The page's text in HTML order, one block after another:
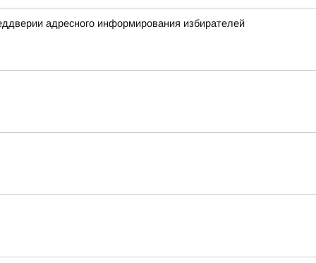
адресного информирования избирателей